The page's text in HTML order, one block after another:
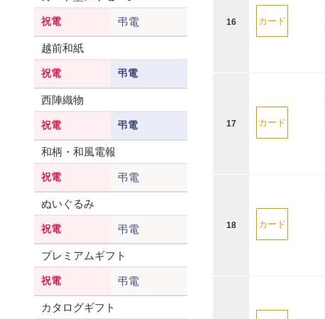
祝電 弔電
越前和紙
祝電 弔電
西陣織物
祝電 弔電
和柄・和風電報
祝電 弔電
ぬいぐるみ
祝電 弔電
プレミアムギフト
祝電 弔電
カタログギフト
16 カード
17 カード
18 カード